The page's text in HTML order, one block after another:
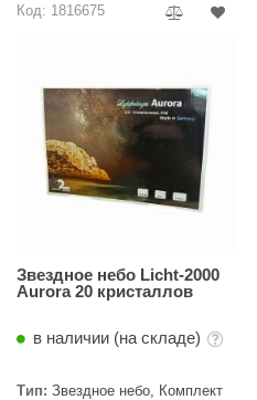
печи
тепла
камень
Код: 1816675
Звездное небо Licht-2000
Aurora 20 кристаллов
в наличии (на складе)
Тип: Звездное небо, Комплект